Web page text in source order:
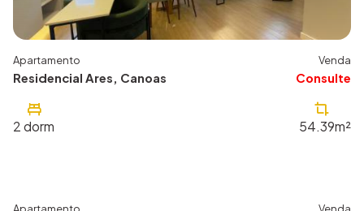
Apartamento
Residencial Ares, Canoas
Venda
Consulte
2dorm 54.39m²